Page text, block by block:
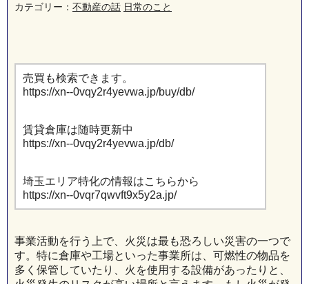
カテゴリー： 不動産の話 日常のこと
売買も検索できます。
https://xn--0vqy2r4yevwa.jp/buy/db/
賃貸倉庫は随時更新中
https://xn--0vqy2r4yevwa.jp/db/
埼玉エリア特化の情報はこちらから
https://xn--0vqr7qwvft9x5y2a.jp/
事業活動を行う上で、火災は最も恐ろしい災害の一つで
す。特に倉庫や工場といった事業所は、可燃性の物品を
多く保管していたり、火を使用する設備があったりと、